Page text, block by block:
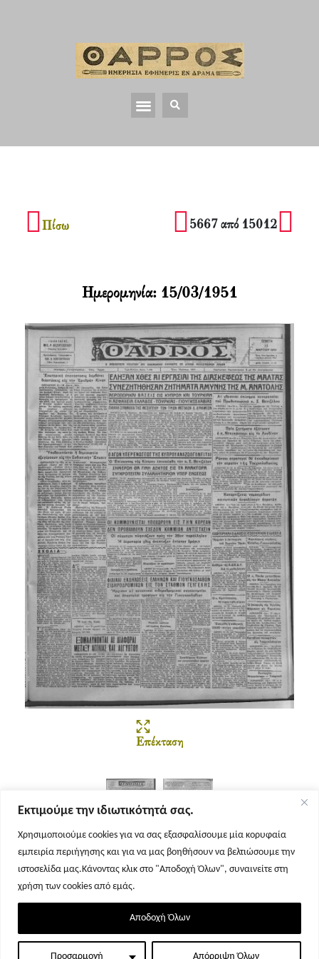
Εκτιμούμε την ιδιωτικότητά σας.
Χρησιμοποιούμε cookies για να σας εξασφαλίσουμε μία κορυφαία
εμπειρία περιήγησης και για να μας βοηθήσουν να βελτιώσουμε την
ιστοσελίδα μας.Κάνοντας κλικ στο "Αποδοχή Όλων", συναινείτε στη
χρήση των cookies από εμάς.
Προσαρμογή Απόρριψη Όλων
Αποδοχή Όλων
Πίσω 5667 από 15012
Επέκταση
Σελίδα 1 Σελίδα 2
Ημερομηνία: 15/03/1951